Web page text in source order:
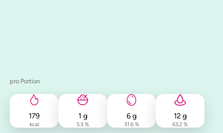
pro Portion
179
kcal
1 g
5.3 %
6 g
31.6 %
12 g
63.2 %